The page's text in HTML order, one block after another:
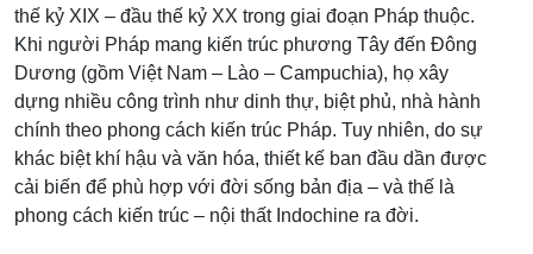
thế kỷ XIX – đầu thế kỷ XX trong giai đoạn Pháp thuộc.
Khi người Pháp mang kiến trúc phương Tây đến Đông
Dương (gồm Việt Nam – Lào – Campuchia), họ xây
dựng nhiều công trình như dinh thự, biệt phủ, nhà hành
chính theo phong cách kiến trúc Pháp. Tuy nhiên, do sự
khác biệt khí hậu và văn hóa, thiết kế ban đầu dần được
cải biến để phù hợp với đời sống bản địa – và thế là
phong cách kiến trúc – nội thất Indochine ra đời.